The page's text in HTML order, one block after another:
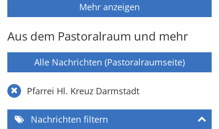
Mehr anzeigen
Aus dem Pastoralraum und mehr
Alle Nachrichten (Pastoralraumseite)
Pfarrei Hl. Kreuz Darmstadt
Nachrichten filtern